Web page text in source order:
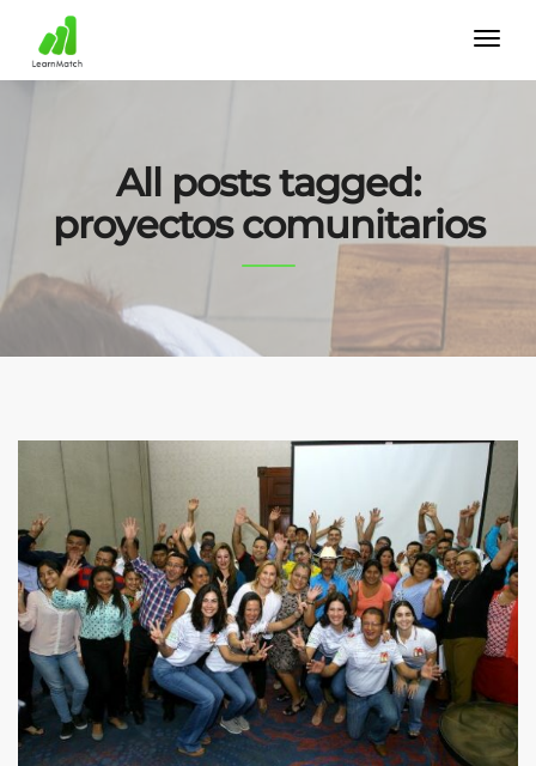
All posts tagged:
proyectos comunitarios